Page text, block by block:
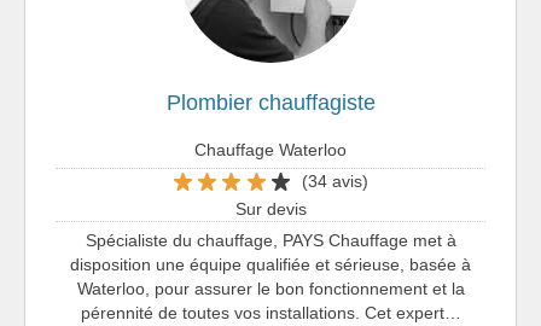
Plombier chauffagiste
Chauffage Waterloo
(34 avis)
Sur devis
Spécialiste du chauffage, PAYS Chauffage met à
disposition une équipe qualifiée et sérieuse, basée à
Waterloo, pour assurer le bon fonctionnement et la
pérennité de toutes vos installations. Cet expert…